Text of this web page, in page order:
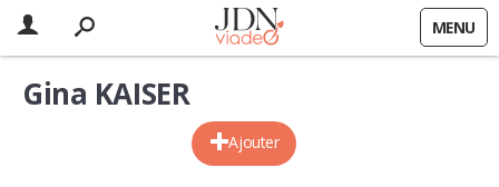
MENU
Ajouter
Gina KAISER